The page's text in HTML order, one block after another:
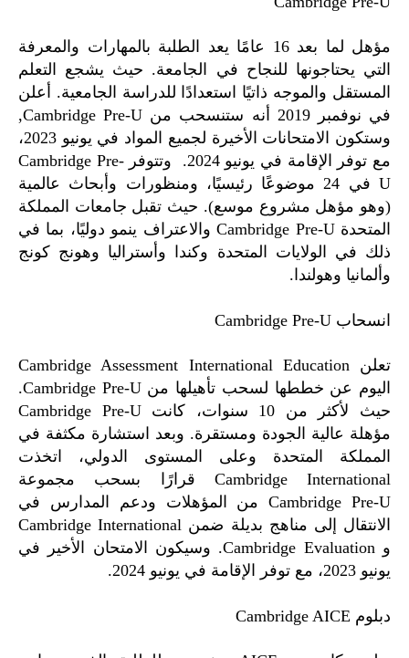
مؤهل لما بعد 16 عامًا يعد الطلبة بالمهارات والمعرفة
التي يحتاجونها للنجاح في الجامعة. حيث يشجع التعلم
المستقل والموجه ذاتيًا استعدادًا للدراسة الجامعية. أعلن
في نوفمبر 2019 أنه ستنسحب من Cambridge Pre-U,
وستكون الامتحانات الأخيرة لجميع المواد في يونيو 2023،
مع توفر الإقامة في يونيو 2024. وتتوفر Cambridge Pre-
U في 24 موضوعًا رئيسيًا، ومنظورات وأبحاث عالمية
(وهو مؤهل مشروع موسع). حيث تقبل جامعات المملكة
المتحدة Cambridge Pre-U والاعتراف ينمو دوليًا، بما في
ذلك في الولايات المتحدة وكندا وأستراليا وهونج كونج
وألمانيا وهولندا.
انسحاب Cambridge Pre-U
تعلن Cambridge Assessment International Education
اليوم عن خططها لسحب تأهيلها من Cambridge Pre-U.
حيث لأكثر من 10 سنوات، كانت Cambridge Pre-U
مؤهلة عالية الجودة ومستقرة. وبعد استشارة مكثفة في
المملكة المتحدة وعلى المستوى الدولي، اتخذت
Cambridge International قرارًا بسحب مجموعة
Cambridge Pre-U من المؤهلات ودعم المدارس في
الانتقال إلى مناهج بديلة ضمن Cambridge International
و Cambridge Evaluation. وسيكون الامتحان الأخير في
يونيو 2023، مع توفر الإقامة في يونيو 2024.
دبلوم Cambridge AICE